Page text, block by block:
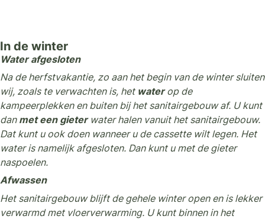
In de winter
Water afgesloten
Na de herfstvakantie, zo aan het begin van de winter sluiten
wij, zoals te verwachten is, het waterop de
kampeerplekken en buiten bij het sanitairgebouw af. U kunt
dan met een gieterwater halen vanuit het sanitairgebouw.
Dat kunt u ook doen wanneer u de cassette wilt legen. Het
water is namelijk afgesloten. Dan kunt u met de gieter
naspoelen.
Afwassen
Het sanitairgebouw blijft de gehele winter open en is lekker
verwarmd met vloerverwarming. U kunt binnen in het